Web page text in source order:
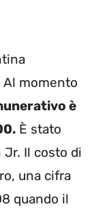
Al momento
è
È stato
Jr. Il costo di
una cifra
quando il